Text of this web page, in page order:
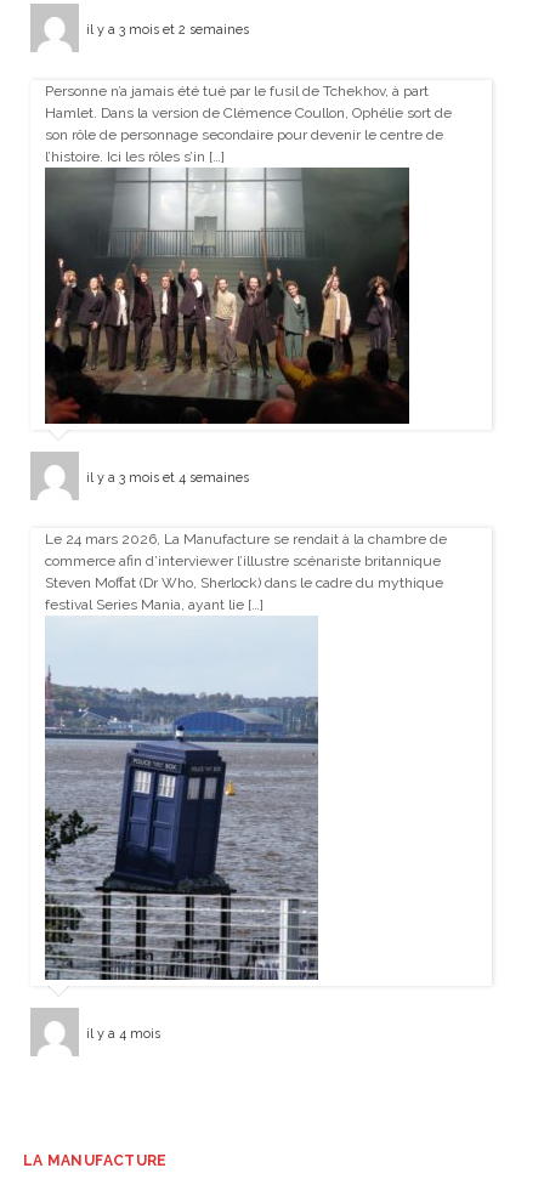
il y a 3 mois et 2 semaines
Personne n’a jamais été tué par le fusil de Tchekhov, à part
Hamlet. Dans la version de Clémence Coullon, Ophélie sort de
son rôle de personnage secondaire pour devenir le centre de
l’histoire. Ici les rôles s’in […]
il y a 3 mois et 4 semaines
Le 24 mars 2026, La Manufacture se rendait à la chambre de
commerce afin d’interviewer l’illustre scénariste britannique
Steven Moffat (Dr Who, Sherlock) dans le cadre du mythique
festival Series Mania, ayant lie […]
il y a 4 mois
LA MANUFACTURE